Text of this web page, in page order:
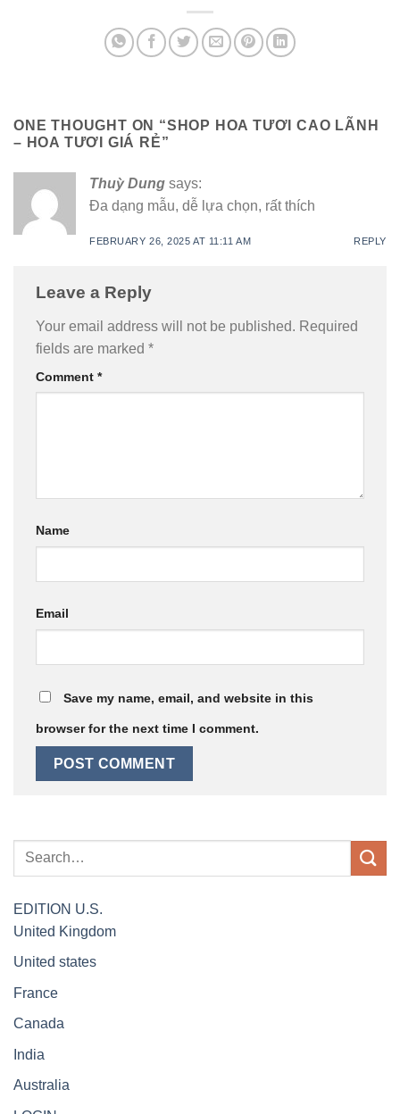
ONE THOUGHT ON “SHOP HOA TƯƠI CAO LÃNH
– HOA TƯƠI GIÁ RẺ”
Thuỳ Dung says:
Đa dạng mẫu, dễ lựa chọn, rất thích
FEBRUARY 26, 2025 AT 11:11 AM REPLY
Leave a Reply
Your email address will not be published. Required
fields are marked *
Comment *
Name
Email
Save my name, email, and website in this
browser for the next time I comment.
EDITION U.S.
United Kingdom
United states
France
Canada
India
Australia